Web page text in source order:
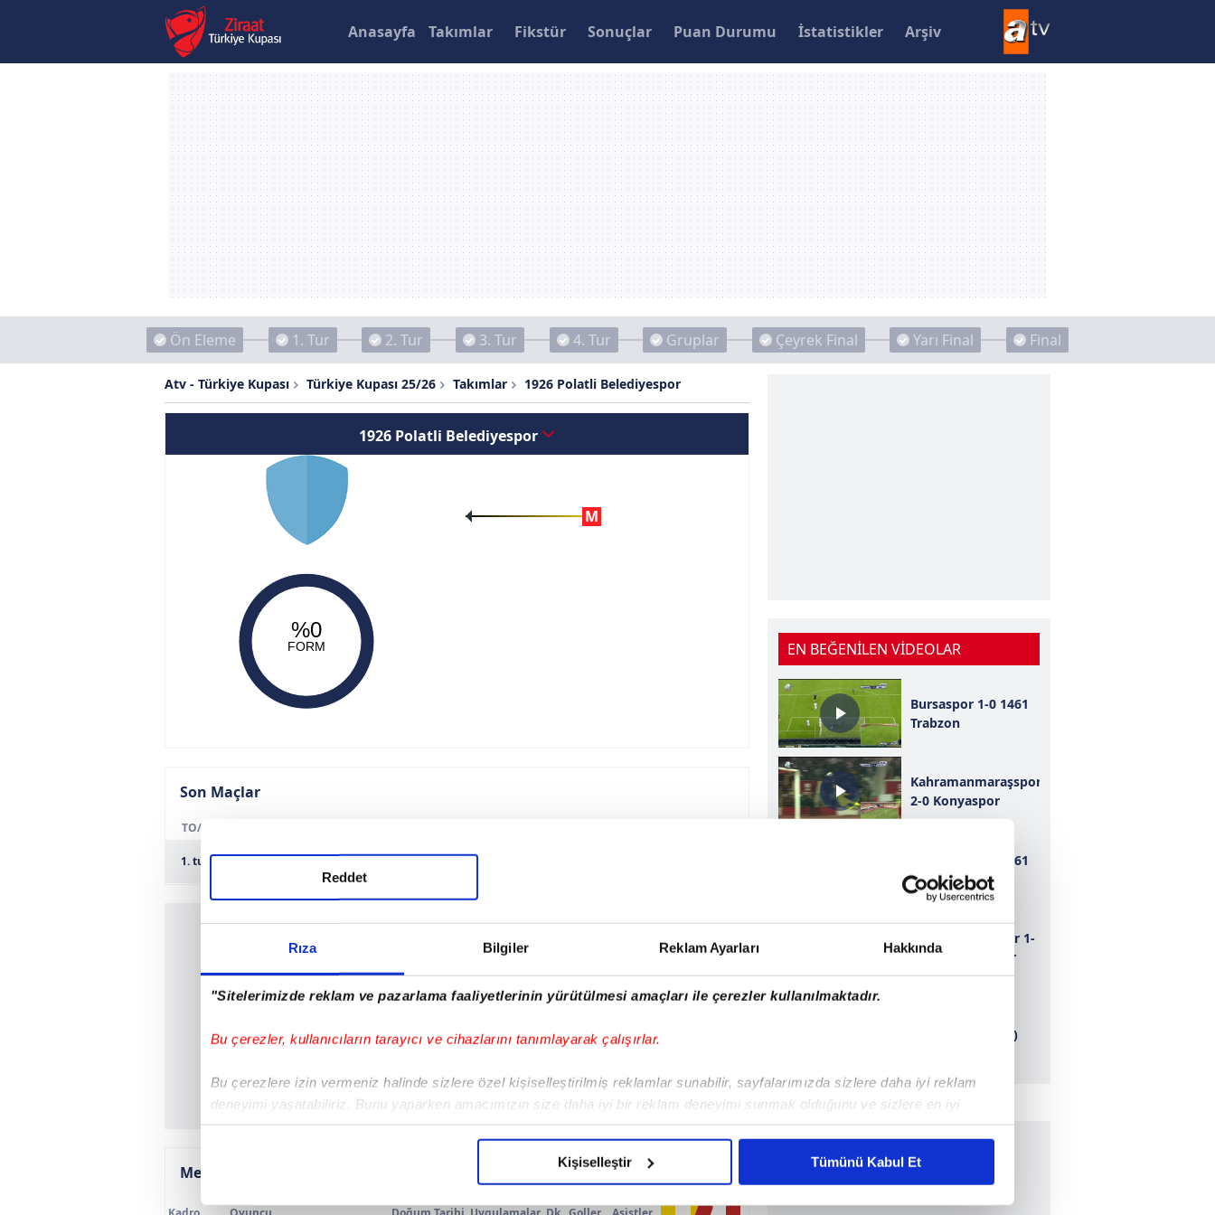
Rıza Bilgiler Reklam Ayarları Hakkında
"Sitelerimizde reklam ve pazarlama faaliyetlerinin yürütülmesi amaçları ile çerezler kullanılmaktadır.
Bu çerezler, kullanıcıların tarayıcı ve cihazlarını tanımlayarak çalışırlar.
Bu çerezlere izin vermeniz halinde sizlere özel kişiselleştirilmiş reklamlar sunabilir, sayfalarımızda sizlere daha iyi reklam
deneyimi yaşatabiliriz. Bunu yaparken amacımızın size daha iyi bir reklam deneyimi sunmak olduğunu ve sizlere en iyi
içerikleri sunabilmek adına elimizden gelen çabayı gösterdiğimizi ve bu noktada, reklamların maliyetlerimizi karşılamak
Reddet
Kişiselleştir Tümünü Kabul Et
Anasayfa Takımlar Fikstür Sonuçlar Puan Durumu İstatistikler Arşiv
Ön Eleme 1. Tur 2. Tur 3. Tur 4. Tur Gruplar Çeyrek Final Yarı Final Final
Atv - Türkiye Kupası Türkiye Kupası 25/26 Takımlar 1926 Polatli Belediyespor
1926 Polatli Belediyespor
M
%0
FORM
Son Maçlar
TO/R
1. tur 1926 Polatli Belediyespor
Mevcut kadro
EN BEĞENİLEN VİDEOLAR
Bursaspor 1-0 1461
Trabzon
Kahramanmaraşspor
2-0 Konyaspor
Bursaspor 1-1 1461
Trabzon
Adana Demirspor 1-
0 Dersim 62 Spor
Erbaaspor (ÖZET)